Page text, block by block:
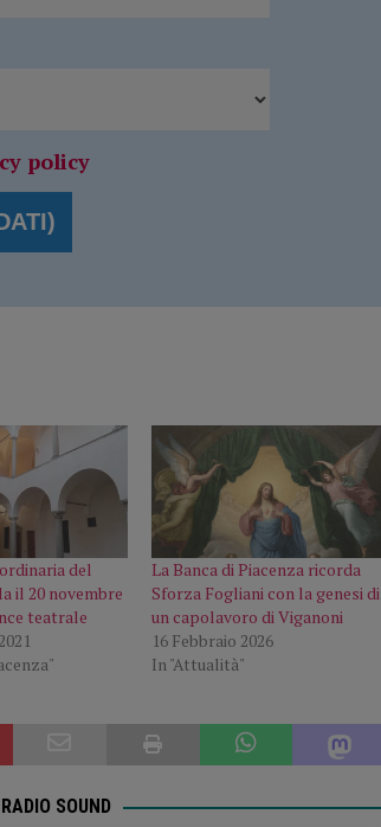
policy
del
il 20 novembre
teatrale
La Banca di Piacenza ricorda
Sforza Fogliani con la genesi di
un capolavoro di Viganoni
16 Febbraio 2026
In "Attualità"
SOUND